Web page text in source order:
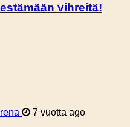
vihreitä!
7 vuotta ago